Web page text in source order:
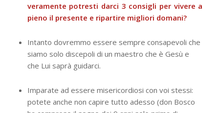
veramente potresti darci 3 consigli per vivere a
pieno il presente e ripartire migliori domani?
Intanto dovremmo essere sempre consapevoli che
siamo solo discepoli di un maestro che è Gesù e
che Lui saprà guidarci.
Imparate ad essere misericordiosi con voi stessi:
potete anche non capire tutto adesso (don Bosco